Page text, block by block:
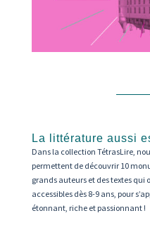
La littérature aussi
Dans la collection TétrasLire,
permettent de découvrir 10
grands auteurs et des textes
accessibles dès 8-9 ans, pour
étonnant, riche et passionnant !